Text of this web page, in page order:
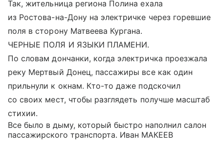
Так, жительница региона Полина ехала
из Ростова-на-Дону на электричке через горевшие
поля в сторону Матвеева Кургана.
ЧЕРНЫЕ ПОЛЯ И ЯЗЫКИ ПЛАМЕНИ.
По словам дончанки, когда электричка проезжала
реку Мертвый Донец, пассажиры все как один
прильнули к окнам. Кто-то даже подскочил
со своих мест, чтобы разглядеть получше масштаб
стихии.
Все было в дыму, который быстро наполнил салон
пассажирского транспорта. Иван МАКЕЕВ